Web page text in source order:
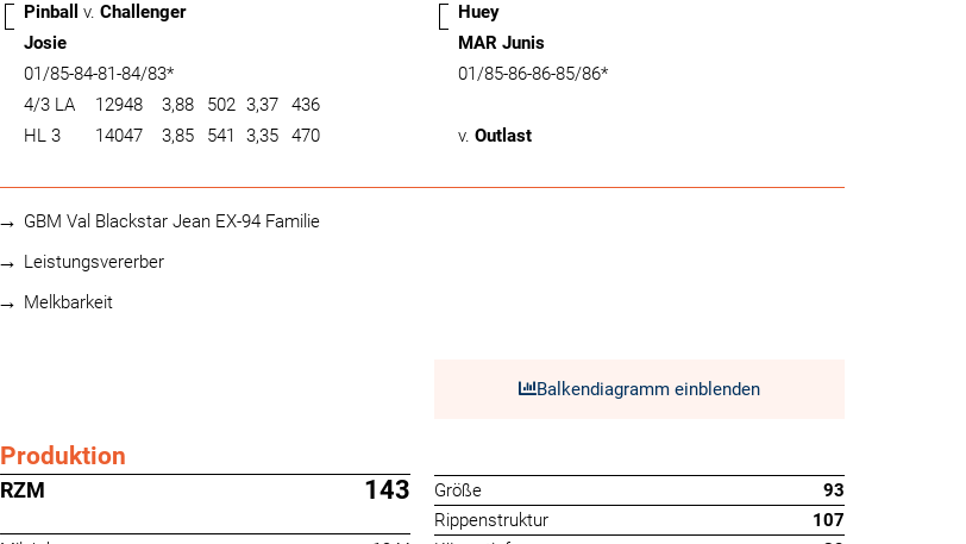
Pinball v. Challenger
Josie
01/85-84-81-84/83*
4/3 LA
12948 3,88 502 3,37
436
HL 3
14047 3,85 541 3,35 470
Huey
MAR Junis
01/85-86-86-85/86*
v. Outlast
GBM Val Blackstar Jean EX-94 Familie
Leistungsvererber
Melkbarkeit
Balkendiagramm einblenden
Produktion
RZM 143 Größe
93
Rippenstruktur
107